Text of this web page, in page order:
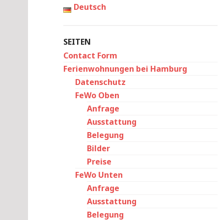
Deutsch
SEITEN
Contact Form
Ferienwohnungen bei Hamburg
Datenschutz
FeWo Oben
Anfrage
Ausstattung
Belegung
Bilder
Preise
FeWo Unten
Anfrage
Ausstattung
Belegung